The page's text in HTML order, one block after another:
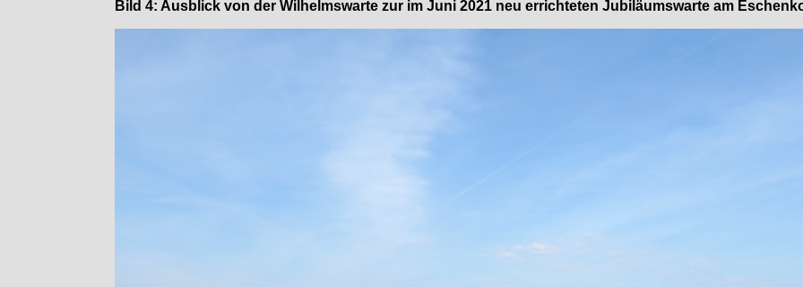
Bild 4: Ausblick von der Wilhelmswarte zur im Juni 2021 neu errichteten Jubiläumswarte am